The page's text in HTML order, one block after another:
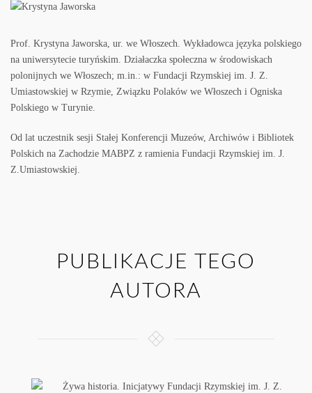
Prof. Krystyna Jaworska, ur. we Włoszech. Wykładowca języka polskiego
na uniwersytecie turyńskim. Działaczka społeczna w środowiskach
polonijnych we Włoszech; m.in.: w Fundacji Rzymskiej im. J. Z.
Umiastowskiej w Rzymie, Związku Polaków we Włoszech i Ogniska
Polskiego w Turynie.
Od lat uczestnik sesji Stałej Konferencji Muzeów, Archiwów i Bibliotek
Polskich na Zachodzie MABPZ z ramienia Fundacji Rzymskiej im. J.
Z.Umiastowskiej.
PUBLIKACJE TEGO
AUTORA